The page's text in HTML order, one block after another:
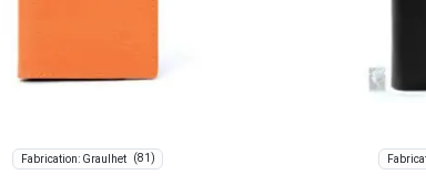
Fabrication: Graulhet (81)